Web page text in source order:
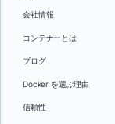
会社情報
コンテナーとは
ブログ
Docker を選ぶ理由
信頼性